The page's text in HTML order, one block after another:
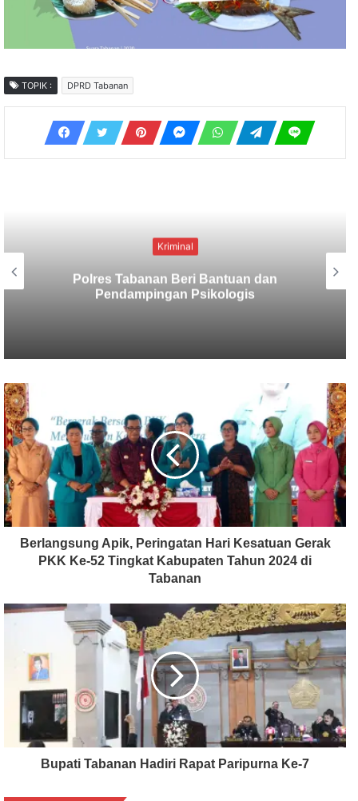
TOPIK : DPRD Tabanan
Kriminal
Berbekal CCTV, Pelaku Tabrak Lari
Terungkap
Berlangsung Apik, Peringatan Hari Kesatuan Gerak
PKK Ke-52 Tingkat Kabupaten Tahun 2024 di
Tabanan
Bupati Tabanan Hadiri Rapat Paripurna Ke-7